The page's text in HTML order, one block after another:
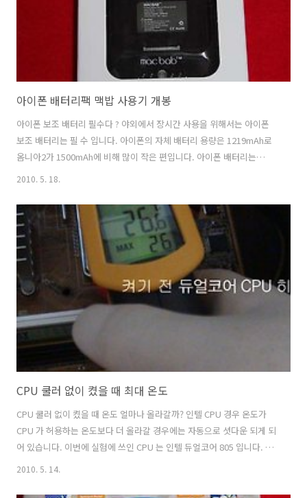
아이폰 배터리팩 맥밥 사용기 개봉
아이폰 보조 배터리 필수다 ? 야외에서 장시간 사용을 위해서는 아이폰
보조 배터리는 필 수 입니다. 아이폰의 자체 배터리 용량은 1219mAh로
옴니아2가 1500mAh에 비해 많이 작은 편입니다. 아이폰 배터리는
1219mAh 연속통화시간-12시간(2G) / 5시간(3G) 대기시간-300시간 스
데 야외에서는 충전할 도리가 없죠. 회사-집 하다가 홍대 놀러가서 아이
폰을 가져노는 데 배터리의 필요성을 느껴 맥밥 이벤트할 때 저렴하게 구
매 하였습니다 아이폰 배터리 맥밥 제품 설명 및 외형 아이폰 맥밥
MACBAB 의 박스의 정면입니다. 아이폰 3G/3GS을 지원하는 2000mAh
의 포토블 배터리 팩이라고 적혀 있네요 후면은 아이폰 맥밥 M..
2010. 5. 18.
CPU 쿨러 없이 켰을 때 최대 온도
CPU 쿨러 없이 켰을 때 온도 얼마나 올라갈까? 인텔 CPU 경우 온도가
CPU 가 허용하는 온도보다 더 올라갈 경우에는 자동으로 셧다운 되게 되
어 있습니다. 이번에 실험에 쓰인 CPU 는 인텔 듀얼코어 805 입니다. 열
이 많기로 유명한 CPU 이죠. 실험 하기 전 저도 궁금했습니다. 온도가 얼
2010. 5. 14.